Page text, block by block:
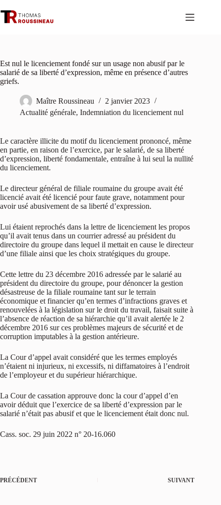
au
contenu
Est nul le licenciement fondé sur un usage non abusif par le
salarié de sa liberté d’expression, même en présence d’autres
griefs.
Maître Roussineau
2 janvier 2023
Actualité générale, Indemniation du licenciement nul
Le caractère illicite du motif du licenciement prononcé, même
en partie, en raison de l’exercice, par le salarié, de sa liberté
d’expression, liberté fondamentale, entraîne à lui seul la nullité
du licenciement.
Le directeur général de filiale roumaine du groupe avait été
licencié avait été licencié pour faute grave, notamment pour
avoir usé abusivement de sa liberté d’expression.
Lui étaient reprochés dans la lettre de licenciement les propos
qu’il avait tenus dans un courrier adressé au président du
directoire du groupe dans lequel il mettait en cause le directeur
d’une filiale ainsi que les choix stratégiques du groupe.
Cette lettre du 23 décembre 2016 adressée par le salarié au
président du directoire du groupe, pour dénoncer la gestion
désastreuse de la filiale roumaine tant sur le terrain
économique et financier qu’en termes d’infractions graves et
renouvelées à la législation sur le droit du travail, faisait suite à
l’absence de réaction de sa hiérarchie qu’il avait alertée le 2
décembre 2016 sur ces problèmes majeurs de sécurité et de
corruption imputables à la gestion antérieure.
La Cour d’appel avait considéré que les termes employés
n’étaient ni injurieux, ni excessifs, ni diffamatoires à l’endroit
de l’employeur et du supérieur hiérarchique.
La Cour de cassation approuve donc la cour d’appel d’en
avoir déduit que l’exercice de sa liberté d’expression par le
salarié n’était pas abusif et que le licenciement était donc nul.
Cass. soc. 29 juin 2022 n° 20-16.060
PRÉCÉDENT SUIVANT